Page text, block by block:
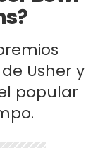
Usher y
popular